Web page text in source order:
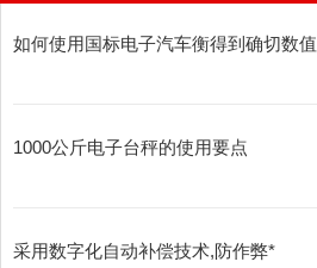
如何使用国标电子汽车衡得到确切数值
1000公斤电子台秤的使用要点
采用数字化自动补偿技术,防作弊*